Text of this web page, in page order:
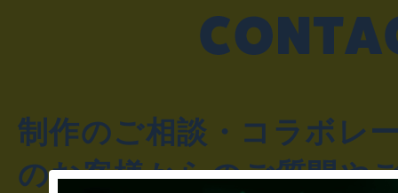
制作のご相談・コラボレ
のお客様からのご質問や